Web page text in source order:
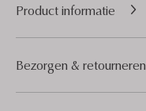
Product informatie
Bezorgen & retourneren